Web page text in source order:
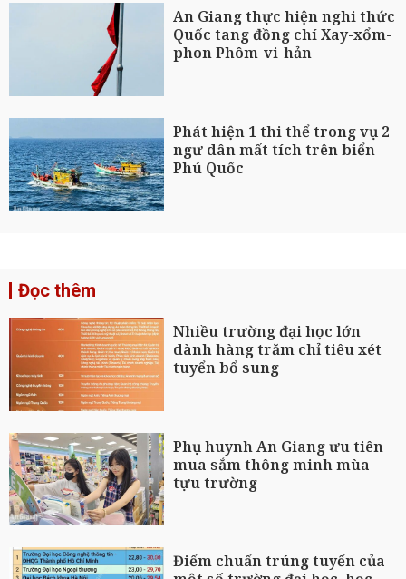
An Giang thực hiện nghi thức
Quốc tang đồng chí Xay-xổm-
phon Phôm-vi-hản
Phát hiện 1 thi thể trong vụ 2
ngư dân mất tích trên biển
Phú Quốc
Đọc thêm
Nhiều trường đại học lớn
dành hàng trăm chỉ tiêu xét
tuyển bổ sung
Phụ huynh An Giang ưu tiên
mua sắm thông minh mùa
tựu trường
Điểm chuẩn trúng tuyển của